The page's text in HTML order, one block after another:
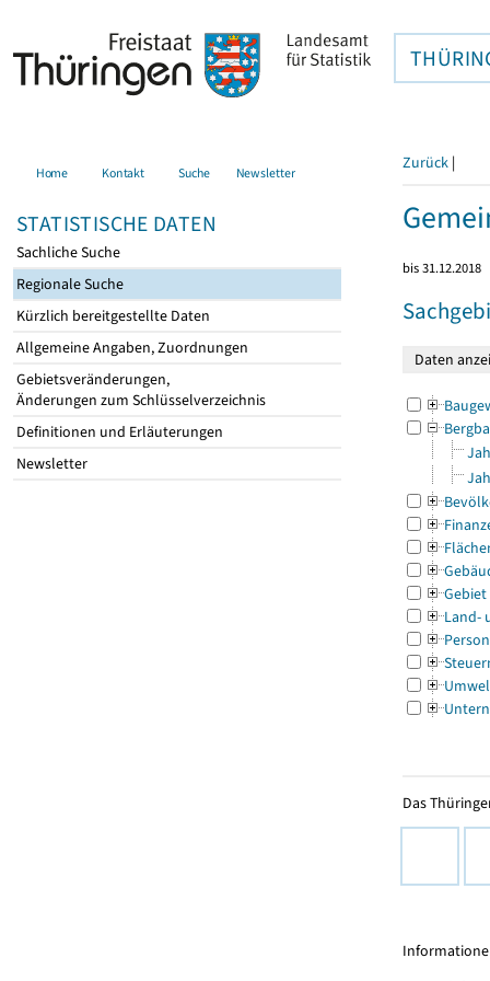
Home Kontakt Suche Newsletter
STATISTISCHE DATEN
Sachliche Suche
Regionale Suche
Kürzlich bereitgestellte Daten
Allgemeine Angaben, Zuordnungen
Gebietsveränderungen,
Änderungen zum Schlüsselverzeichnis
Definitionen und Erläuterungen
Newsletter
Zurück |
bis 31.12.2018
Gebiet
Land-
Das